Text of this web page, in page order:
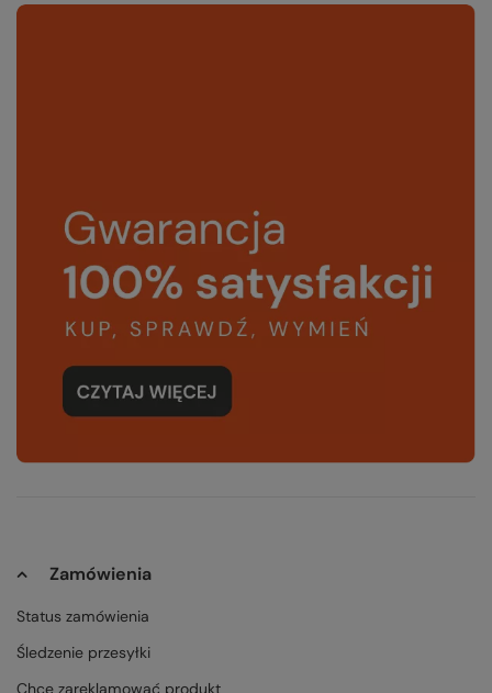
Zamówienia
Status zamówienia
Śledzenie przesyłki
Chcę zareklamować produkt